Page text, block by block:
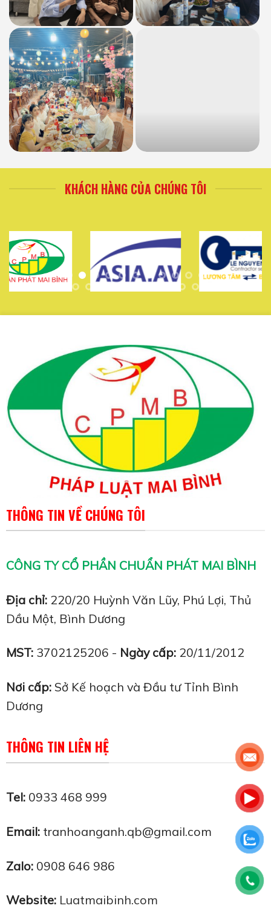
KHÁCH HÀNG CỦA CHÚNG TÔI
THÔNG TIN VỀ CHÚNG TÔI
CÔNG TY CỔ PHẦN CHUẨN PHÁT MAI BÌNH
Địa chỉ: 220/20 Huỳnh Văn Lũy, Phú Lợi, Thủ
Dầu Một, Bình Dương
MST: 3702125206 - Ngày cấp: 20/11/2012
Nơi cấp: Sở Kế hoạch và Đầu tư Tỉnh Bình
Dương
THÔNG TIN LIÊN HỆ
Tel: 0933 468 999
Email: tranhoanganh.qb@gmail.com
Zalo: 0908 646 986
Website: Luatmaibinh.com